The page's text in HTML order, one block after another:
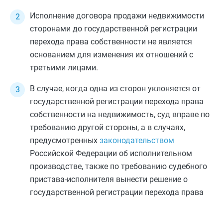
Исполнение договора продажи недвижимости
сторонами до государственной регистрации
перехода права собственности не является
основанием для изменения их отношений с
третьими лицами.
В случае, когда одна из сторон уклоняется от
государственной регистрации перехода права
собственности на недвижимость, суд вправе по
требованию другой стороны, а в случаях,
предусмотренных законодательством
Российской Федерации об исполнительном
производстве, также по требованию судебного
пристава-исполнителя вынести решение о
государственной регистрации перехода права